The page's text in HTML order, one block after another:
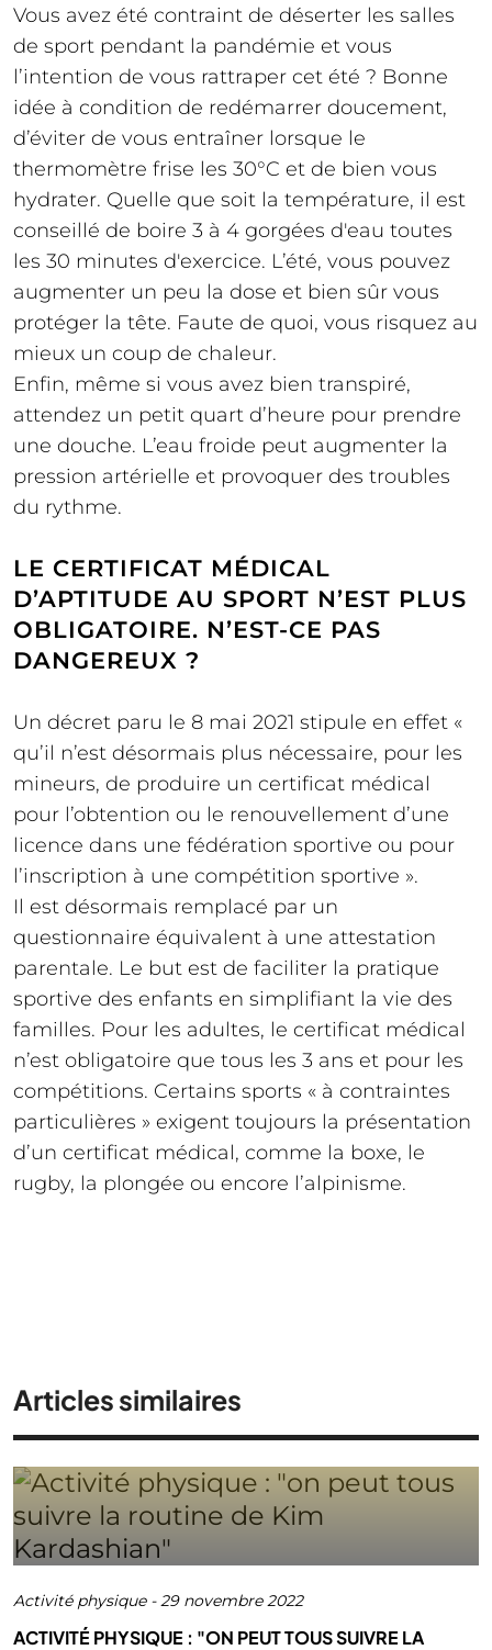
Vous avez été contraint de déserter les salles
de sport pendant la pandémie et vous
l’intention de vous rattraper cet été ? Bonne
idée à condition de redémarrer doucement,
d’éviter de vous entraîner lorsque le
thermomètre frise les 30°C et de bien vous
hydrater. Quelle que soit la température, il est
conseillé de boire 3 à 4 gorgées d'eau toutes
les 30 minutes d'exercice. L’été, vous pouvez
augmenter un peu la dose et bien sûr vous
protéger la tête. Faute de quoi, vous risquez au
mieux un coup de chaleur.
Enfin, même si vous avez bien transpiré,
attendez un petit quart d’heure pour prendre
une douche. L’eau froide peut augmenter la
pression artérielle et provoquer des troubles
du rythme.
LE CERTIFICAT MÉDICAL
D’APTITUDE AU SPORT N’EST PLUS
OBLIGATOIRE. N’EST-CE PAS
DANGEREUX ?
Un décret paru le 8 mai 2021 stipule en effet «
qu’il n’est désormais plus nécessaire, pour les
mineurs, de produire un certificat médical
pour l’obtention ou le renouvellement d’une
licence dans une fédération sportive ou pour
l’inscription à une compétition sportive ».
Il est désormais remplacé par un
questionnaire équivalent à une attestation
parentale. Le but est de faciliter la pratique
sportive des enfants en simplifiant la vie des
familles. Pour les adultes, le certificat médical
n’est obligatoire que tous les 3 ans et pour les
compétitions. Certains sports « à contraintes
particulières » exigent toujours la présentation
d’un certificat médical, comme la boxe, le
rugby, la plongée ou encore l’alpinisme.
Articles similaires
Activité physique-29 novembre 2022
ACTIVITÉ PHYSIQUE : "ON PEUT TOUS SUIVRE LA